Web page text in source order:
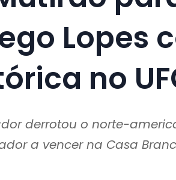
Lopes
no
derrotou o norte-
a vencer na Casa